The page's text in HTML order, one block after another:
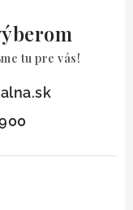
tu pre vás!